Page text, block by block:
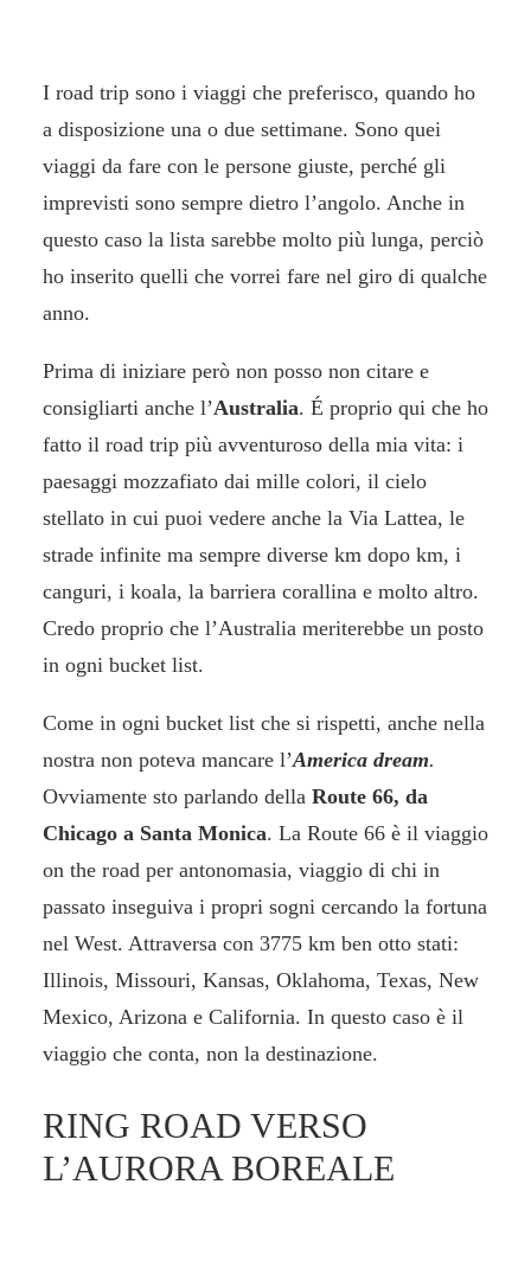
I road trip sono i viaggi che preferisco, quando ho
a disposizione una o due settimane. Sono quei
viaggi da fare con le persone giuste, perché gli
imprevisti sono sempre dietro l’angolo. Anche in
questo caso la lista sarebbe molto più lunga, perciò
ho inserito quelli che vorrei fare nel giro di qualche
anno.
Prima di iniziare però non posso non citare e
consigliarti anche l’Australia. É proprio qui che ho
fatto il road trip più avventuroso della mia vita: i
paesaggi mozzafiato dai mille colori, il cielo
stellato in cui puoi vedere anche la Via Lattea, le
strade infinite ma sempre diverse km dopo km, i
canguri, i koala, la barriera corallina e molto altro.
Credo proprio che l’Australia meriterebbe un posto
in ogni bucket list.
Come in ogni bucket list che si rispetti, anche nella
nostra non poteva mancare l’America dream.
Ovviamente sto parlando della Route 66, da
Chicago a Santa Monica. La Route 66 è il viaggio
on the road per antonomasia, viaggio di chi in
passato inseguiva i propri sogni cercando la fortuna
nel West. Attraversa con 3775 km ben otto stati:
Illinois, Missouri, Kansas, Oklahoma, Texas, New
Mexico, Arizona e California. In questo caso è il
viaggio che conta, non la destinazione.
RING ROAD VERSO
L’AURORA BOREALE